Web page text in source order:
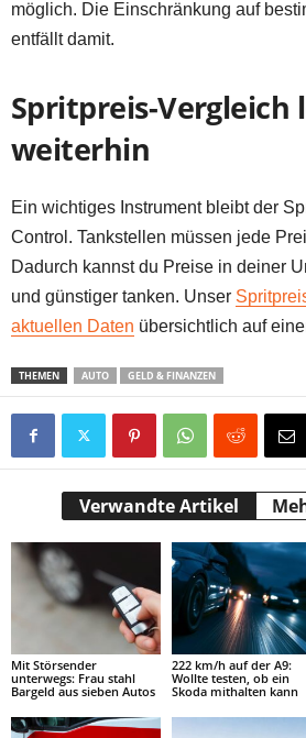
möglich. Die Einschränkung auf
entfällt damit.
Spritpreis-Vergleich
weiterhin
Ein wichtiges Instrument bleibt der
Control. Tankstellen müssen jede
Dadurch kannst du Preise in deiner
und günstiger tanken. Unser
aktuellen Daten übersichtlich auf
THEMEN AUTO GELD & FINANZEN
Verwandte Artikel
Mit Störsender
unterwegs: Frau stahl
Bargeld aus sieben Autos
222 km/h auf der A9:
Wollte testen, ob ein
Skoda mithalten kann